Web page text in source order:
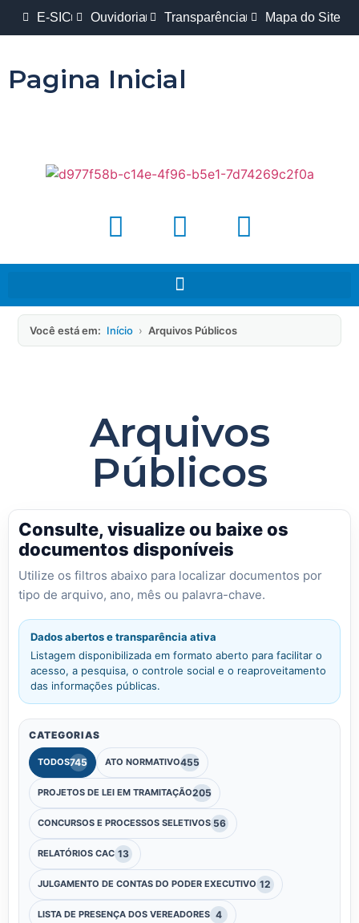
E-SIC Ouvidoria Transparência Mapa do Site
Pagina Inicial
Você está em: Início › Arquivos Públicos
Arquivos
Públicos
Consulte, visualize ou baixe os
documentos disponíveis
Utilize os filtros abaixo para localizar documentos por
tipo de arquivo, ano, mês ou palavra-chave.
Dados abertos e transparência ativa
Listagem disponibilizada em formato aberto para facilitar o
acesso, a pesquisa, o controle social e o reaproveitamento
das informações públicas.
CATEGORIAS
TODOS745 ATO NORMATIVO455
PROJETOS DE LEI EM TRAMITAÇÃO205
CONCURSOS E PROCESSOS SELETIVOS 56
RELATÓRIOS CAC 13
JULGAMENTO DE CONTAS DO PODER EXECUTIVO 12
LISTA DE PRESENÇA DOS VEREADORES 4